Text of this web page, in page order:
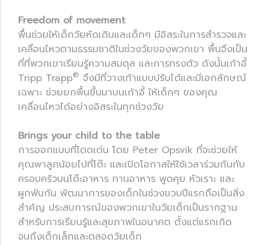
Freedom of movement
พื้นช่วยให้เด็กวัยหัดเดินและเด็กๆ มีอิสระในการสำรวจและ
เคลื่อนไหวตามธรรมชาติในช่วงวัยของพวกเขา พื้นจึงเป็น
ที่ที่พวกเขาเรียนรู้ความสมดุล และการทรงตัว ดังนั้นเก้าอี้
Tripp Trapp® จึงมีที่วางเท้าแบบปรับได้และมีเอกลักษณ์
เฉพาะ ช่วยยกพื้นขึ้นมาบนเก้าอี้ ให้เด็กๆ ของคุณ
เคลื่อนไหวได้อย่างอิสระในทุกช่วงวัย
Brings your child to the table
การออกแบบที่โดดเด่น โดย Peter Opsvik ที่จะช่วยให้
คุณพาลูกน้อยไปที่โต๊ะ และเปิดโอกาสให้ใช้เวลาร่วมกันกับ
ครอบครัวบนโต๊ะอาหาร ทานอาหาร พูดคุย หัวเราะ และ
ผูกพันกัน พัฒนาการของเด็กในช่วงขวบปีแรกถือเป็นสิ่ง
สำคัญ ประสบการณ์ของพวกเขาในวัยเด็กเป็นรากฐาน
สำหรับการเรียนรู้และสุขภาพในอนาคต ตั้งแต่แรกเกิด
จนถึงเด็กเล็กและตลอดวัยเด็ก